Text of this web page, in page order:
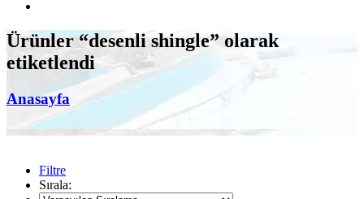
Ürünler “desenli shingle” olarak
etiketlendi
Anasayfa
Filtre
Sırala: